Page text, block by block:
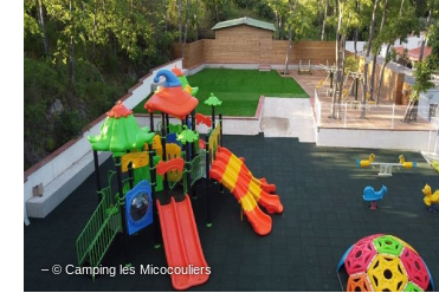
– © Camping les Micocouliers